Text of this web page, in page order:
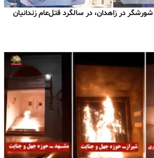
در زاهدان، در سالگرد قتل‌عام زندانیان